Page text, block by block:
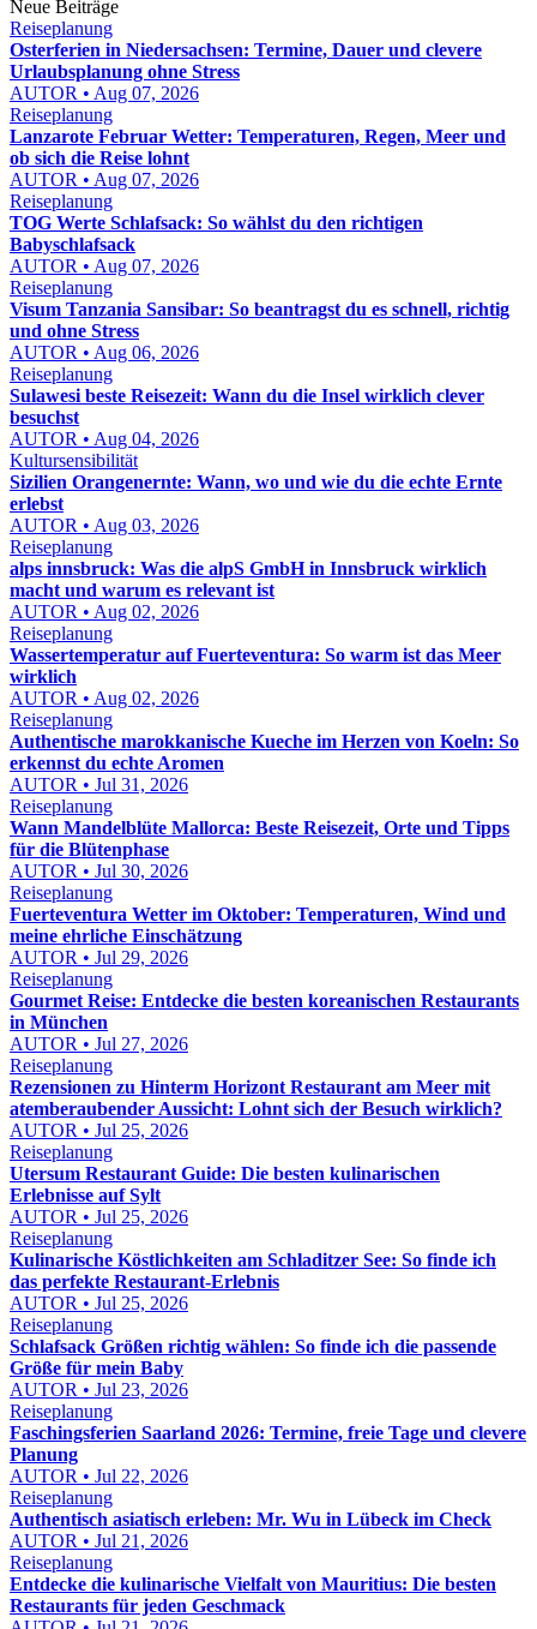
Neue Beiträge
Reiseplanung
Osterferien in Niedersachsen: Termine, Dauer und clevere
Urlaubsplanung ohne Stress
AUTOR • Aug 07, 2026
Reiseplanung
Lanzarote Februar Wetter: Temperaturen, Regen, Meer und
ob sich die Reise lohnt
AUTOR • Aug 07, 2026
Reiseplanung
TOG Werte Schlafsack: So wählst du den richtigen
Babyschlafsack
AUTOR • Aug 07, 2026
Reiseplanung
Visum Tanzania Sansibar: So beantragst du es schnell, richtig
und ohne Stress
AUTOR • Aug 06, 2026
Reiseplanung
Sulawesi beste Reisezeit: Wann du die Insel wirklich clever
besuchst
AUTOR • Aug 04, 2026
Kultursensibilität
Sizilien Orangenernte: Wann, wo und wie du die echte Ernte
erlebst
AUTOR • Aug 03, 2026
Reiseplanung
alps innsbruck: Was die alpS GmbH in Innsbruck wirklich
macht und warum es relevant ist
AUTOR • Aug 02, 2026
Reiseplanung
Wassertemperatur auf Fuerteventura: So warm ist das Meer
wirklich
AUTOR • Aug 02, 2026
Reiseplanung
Authentische marokkanische Kueche im Herzen von Koeln: So
erkennst du echte Aromen
AUTOR • Jul 31, 2026
Reiseplanung
Wann Mandelblüte Mallorca: Beste Reisezeit, Orte und Tipps
für die Blütenphase
AUTOR • Jul 30, 2026
Reiseplanung
Fuerteventura Wetter im Oktober: Temperaturen, Wind und
meine ehrliche Einschätzung
AUTOR • Jul 29, 2026
Reiseplanung
Gourmet Reise: Entdecke die besten koreanischen Restaurants
in München
AUTOR • Jul 27, 2026
Reiseplanung
Rezensionen zu Hinterm Horizont Restaurant am Meer mit
atemberaubender Aussicht: Lohnt sich der Besuch wirklich?
AUTOR • Jul 25, 2026
Reiseplanung
Utersum Restaurant Guide: Die besten kulinarischen
Erlebnisse auf Sylt
AUTOR • Jul 25, 2026
Reiseplanung
Kulinarische Köstlichkeiten am Schladitzer See: So finde ich
das perfekte Restaurant-Erlebnis
AUTOR • Jul 25, 2026
Reiseplanung
Schlafsack Größen richtig wählen: So finde ich die passende
Größe für mein Baby
AUTOR • Jul 23, 2026
Reiseplanung
Faschingsferien Saarland 2026: Termine, freie Tage und clevere
Planung
AUTOR • Jul 22, 2026
Reiseplanung
Authentisch asiatisch erleben: Mr. Wu in Lübeck im Check
AUTOR • Jul 21, 2026
Reiseplanung
Entdecke die kulinarische Vielfalt von Mauritius: Die besten
Restaurants für jeden Geschmack